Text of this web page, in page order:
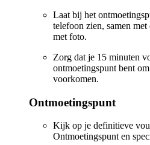
Laat bij het
telefoon zien, samen
met foto.
Zorg dat je 15 minuten
ontmoetingspunt bent
voorkomen.
Ontmoetingspunt
Kijk op je definitieve
Ontmoetingspunt en